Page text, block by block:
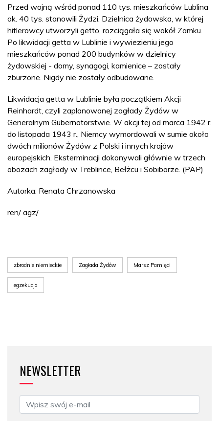
Przed wojną wśród ponad 110 tys. mieszkańców Lublina
ok. 40 tys. stanowili Żydzi. Dzielnica żydowska, w której
hitlerowcy utworzyli getto, rozciągała się wokół Zamku.
Po likwidacji getta w Lublinie i wywiezieniu jego
mieszkańców ponad 200 budynków w dzielnicy
żydowskiej - domy, synagogi, kamienice – zostały
zburzone. Nigdy nie zostały odbudowane.
Likwidacja getta w Lublinie była początkiem Akcji
Reinhardt, czyli zaplanowanej zagłady Żydów w
Generalnym Gubernatorstwie. W akcji tej od marca 1942 r.
do listopada 1943 r., Niemcy wymordowali w sumie około
dwóch milionów Żydów z Polski i innych krajów
europejskich. Eksterminacji dokonywali głównie w trzech
obozach zagłady w Treblince, Bełżcu i Sobiborze. (PAP)
Autorka: Renata Chrzanowska
ren/ agz/
zbrodnie niemieckie Zagłada Żydów Marsz Pamięci
egzekucja
NEWSLETTER